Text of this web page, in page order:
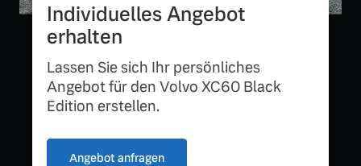
Individuelles Angebot
erhalten
Lassen Sie sich Ihr persönliches
Angebot für den Volvo XC60 Black
Edition erstellen.
Angebot anfragen